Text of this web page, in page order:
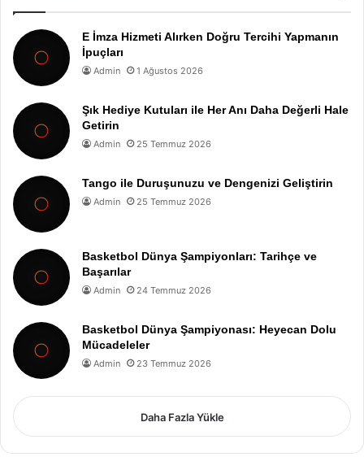
E İmza Hizmeti Alırken Doğru Tercihi Yapmanın
İpuçları
Admin 1 Ağustos 2026
Şık Hediye Kutuları ile Her Anı Daha Değerli Hale
Getirin
Admin 25 Temmuz 2026
Tango ile Duruşunuzu ve Dengenizi Geliştirin
Admin 25 Temmuz 2026
Basketbol Dünya Şampiyonları: Tarihçe ve
Başarılar
Admin 24 Temmuz 2026
Basketbol Dünya Şampiyonası: Heyecan Dolu
Mücadeleler
Admin 23 Temmuz 2026
Daha Fazla Yükle